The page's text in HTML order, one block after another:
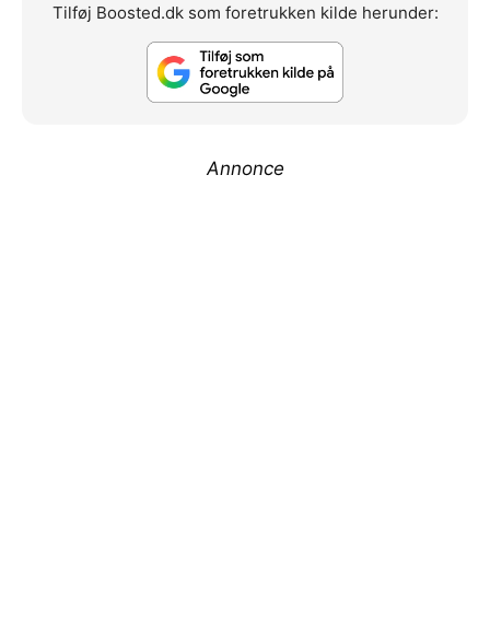
Tilføj Boosted.dk som foretrukken kilde herunder:
Annonce